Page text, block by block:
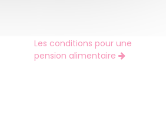
Les conditions pour une
pension alimentaire